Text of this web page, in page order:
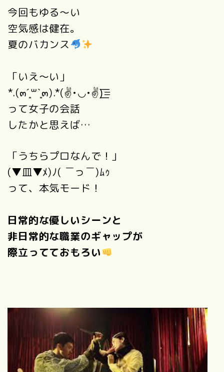
今回もゆる～い
空気感は健在。
夏のバカンス
「いえ～い」
*.(๓´͈꒳`͈๓).*(✌•◡•✌)͟͟͞͞=
って女子の会話
したかと思えば…
「うちらプロなんで！」
(▼皿▼ﾒ)ﾉ( ￣っ￣)ﾑｩ
って、本気モード！
日常的な優しいシーンと
非日常的な職業のギャップが
際立ってておもろい